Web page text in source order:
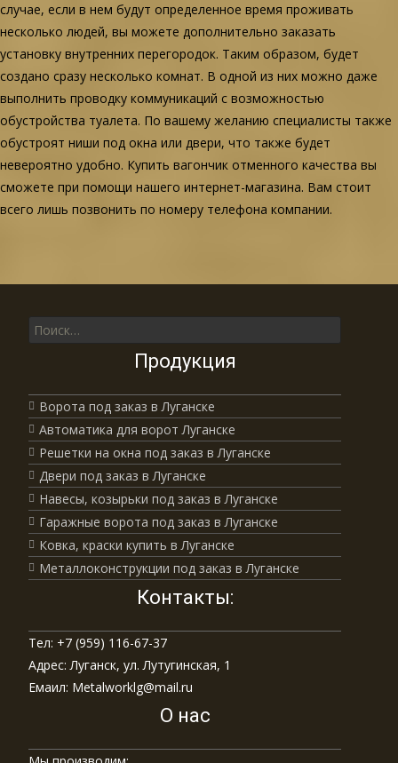
случае, если в нем будут определенное время проживать
несколько людей, вы можете дополнительно заказать
установку внутренних перегородок. Таким образом, будет
создано сразу несколько комнат. В одной из них можно даже
выполнить проводку коммуникаций с возможностью
обустройства туалета. По вашему желанию специалисты также
обустроят ниши под окна или двери, что также будет
невероятно удобно. Купить вагончик отменного качества вы
сможете при помощи нашего интернет-магазина. Вам стоит
всего лишь позвонить по номеру телефона компании.
Поиск для:
Продукция
Ворота под заказ в Луганске
Автоматика для ворот Луганске
Решетки на окна под заказ в Луганске
Двери под заказ в Луганске
Навесы, козырьки под заказ в Луганске
Гаражные ворота под заказ в Луганске
Ковка, краски купить в Луганске
Металлоконструкции под заказ в Луганске
Контакты:
Тел: +7 (959) 116-67-37
Адрес: Луганск, ул. Лутугинская, 1
Емаил: Metalworklg@mail.ru
О нас